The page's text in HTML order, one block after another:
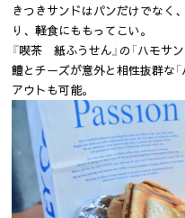
きつきサンドはパンだけでなく
り、軽食にももってこい。
『喫茶 紙ふうせん』の「ハモサ
鱧とチーズが意外と相性抜群な
アウトも可能。